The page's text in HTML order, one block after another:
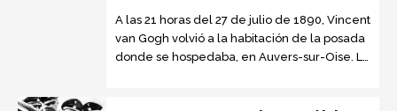
A las 21 horas del 27 de julio de 1890, Vincent
van Gogh volvió a la habitación de la posada
donde se hospedaba, en Auvers-sur-Oise. La